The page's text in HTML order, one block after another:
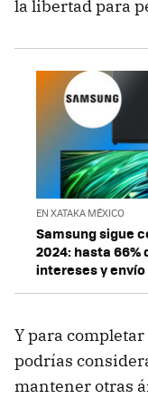
la libertad para
EN XATAKA MÉXICO
Samsung sigue
2024: hasta
intereses y
Y para
podrías
mantener otras